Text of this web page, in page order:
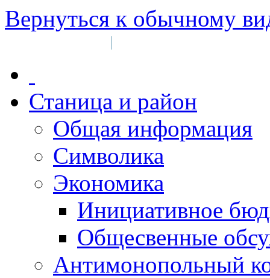
Вернуться к обычному
|
Станица и район
Общая информация
Символика
Экономика
Инициативное
Общесвенные
Антимонопольный